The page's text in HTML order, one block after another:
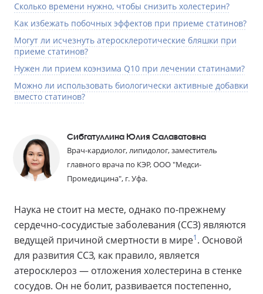
Сколько времени нужно, чтобы снизить холестерин?
Как избежать побочных эффектов при приеме статинов?
Могут ли исчезнуть атеросклеротические бляшки при
приеме статинов?
Нужен ли прием коэнзима Q10 при лечении статинами?
Можно ли использовать биологически активные добавки
вместо статинов?
Сибгатуллина Юлия Салаватовна
Врач-кардиолог, липидолог, заместитель
главного врача по КЭР, ООО "Медси-
Промедицина", г. Уфа.
Наука не стоит на месте, однако по-прежнему
сердечно-сосудистые заболевания (ССЗ) являются
ведущей причиной смертности в мире1. Основой
для развития ССЗ, как правило, является
атеросклероз — отложения холестерина в стенке
сосудов. Он не болит, развивается постепенно,